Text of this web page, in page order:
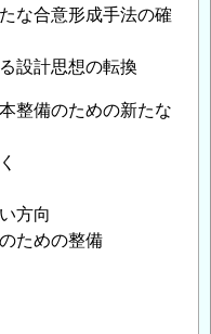
意形成手法の確
思想の転換
整備のための新たな
向
の整備